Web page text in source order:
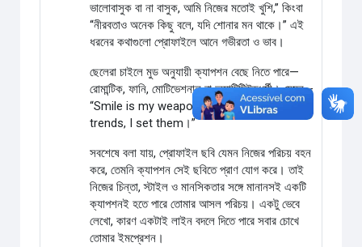
ভালোবাসুক বা না বাসুক, আমি নিজের মতোই খুশি,” কিংবা
“নীরবতাও অনেক কিছু বলে, যদি শোনার মন থাকে।” এই
ধরনের কথাগুলো প্রোফাইলে আনে গভীরতা ও ভাব।
ছেলেরা চাইলে মুড অনুযায়ী ক্যাপশন বেছে নিতে পারে—
রোমান্টিক, ফানি, মোটিভেশনাল বা অ্যাটিটিউডধর্মী। যেমন—
“Smile is my weapon,” বা “I don’t follow
trends, I set them।”
সবশেষে বলা যায়, প্রোফাইল ছবি যেমন নিজের পরিচয় বহন
করে, তেমনি ক্যাপশন সেই ছবিতে প্রাণ যোগ করে। তাই
নিজের চিন্তা, স্টাইল ও মানসিকতার সঙ্গে মানানসই একটি
ক্যাপশনই হতে পারে তোমার আসল পরিচয়। একটু ভেবে
লেখো, কারণ একটাই লাইন বদলে দিতে পারে সবার চোখে
তোমার ইমপ্রেশন।